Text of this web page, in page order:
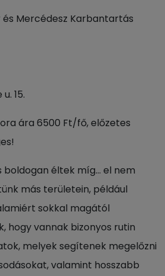
Mercédesz Karbantartás
15.
ára 6500 Ft/fő, előzetes
boldogan éltek míg… el nem
más területein, például
sokkal magától
hogy vannak bizonyos rutin
melyek segítenek megelőzni
valamint hosszabb